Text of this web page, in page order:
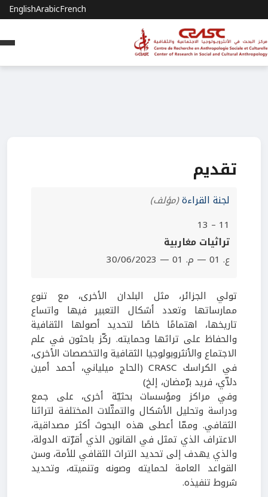
French
Arabic
English
تقديم
لجنة القراءة(مؤلف)
11 – 13
تراثيات مغاربية
ع. 01 — م. 01 — 30/06/2023
تولي الجزائر، مثل البلدان الأخرى، مع تنوع
ممارساتها وتعدد أشكال التعبير فيها واتساع
تاريخها، اهتمامًا خاصًا لتحديد أصولها الثقافية
والحفاظ على تراثها وحمايته. ركّز باحثون في علم
الاجتماع والأنثروبولوجيا الثقافية والتخصصات الأخرى،
في الكراسك CRASC (الحاج ميلياني، أحمد أمين
دلاّي، فريد برّمضان، إلخ)
وفي مراكز ومؤسسات بحثيّة أخرى، على جمع
ودراسة وتحليل الأشكال والتمثّلات المختلفة لتراثنا
الثقافي. وممّا أعطى هذه البحوث أكثر مصداقية،
الاعتراف الذي تمثل في القانون الذي أقرّته الدولة،
والذي يهدف إلى تحديد التراث الثقافي للأمة، وسن
القواعد العامة لحمايته وصونه وتنميته، وتحديد
شروط تنفيذه.